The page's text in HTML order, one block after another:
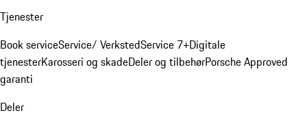
Tjenester
Book serviceService/ VerkstedService 7+Digitale
tjenesterKarosseri og skadeDeler og tilbehørPorsche Approved
garanti
Deler